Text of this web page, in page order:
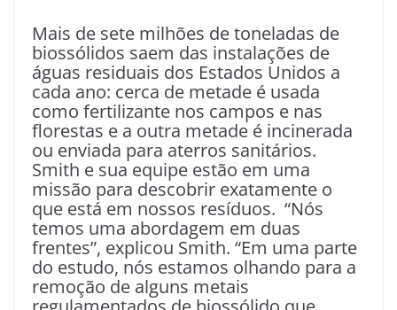
Mais de sete milhões de toneladas de
biossólidos saem das instalações de
águas residuais dos Estados Unidos a
cada ano: cerca de metade é usada
como fertilizante nos campos e nas
florestas e a outra metade é incinerada
ou enviada para aterros sanitários.
Smith e sua equipe estão em uma
missão para descobrir exatamente o
que está em nossos resíduos. “Nós
temos uma abordagem em duas
frentes”, explicou Smith. “Em uma parte
do estudo, nós estamos olhando para a
remoção de alguns metais